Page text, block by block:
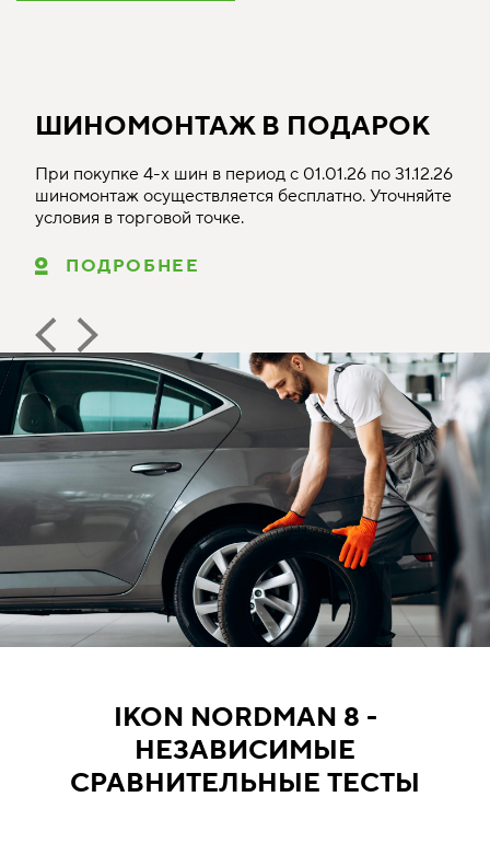
ШИНОМОНТАЖ В ПОДАРОК
При покупке 4-х шин в период с 01.01.26 по 31.12.26
шиномонтаж осуществляется бесплатно. Уточняйте
условия в торговой точке.
ПОДРОБНЕЕ
IKON NORDMAN 8 -
НЕЗАВИСИМЫЕ
СРАВНИТЕЛЬНЫЕ ТЕСТЫ